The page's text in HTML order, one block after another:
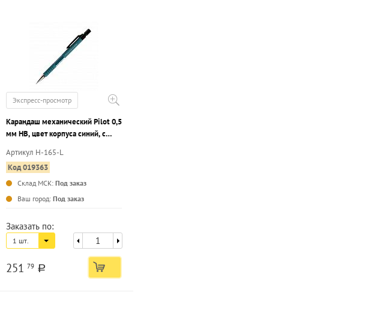
Экспресс-просмотр
Карандаш механический Pilot 0,5
мм НВ, цвет корпуса синий, с
Артикул H-165-L
Код 019363
Склад МСК: Под заказ
Ваш город: Под заказ
Заказать по:
1 шт.
251 79 a